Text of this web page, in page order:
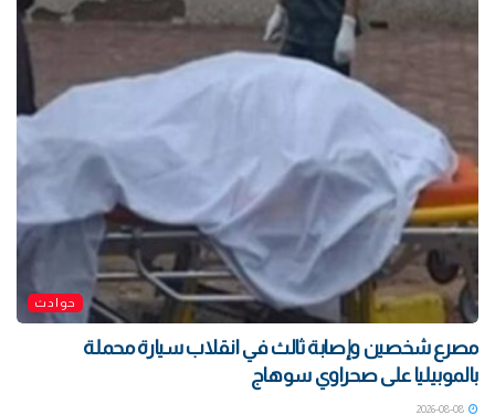
حوادث
مصرع شخصين وإصابة ثالث في انقلاب سيارة محملة
بالموبيليا على صحراوي سوهاج